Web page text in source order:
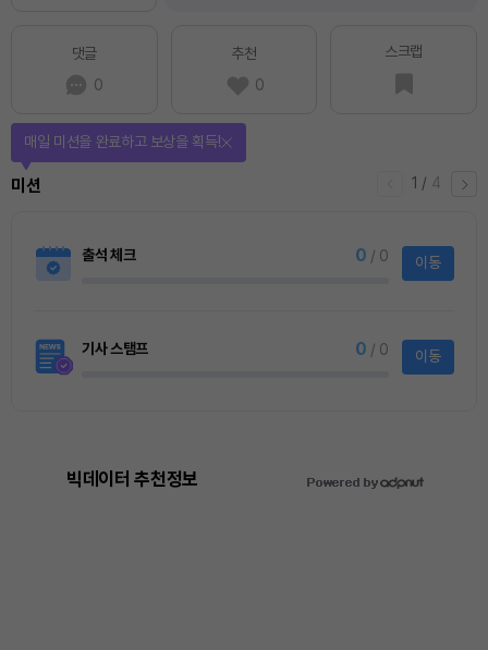
댓글
0
추천
0
스크랩
1 / 4
미션
매일 미션을 완료하고 보상을 획득!
출석 체크 0 / 0 이동
기사 스탬프 0 / 0 이동
빅데이터 추천정보